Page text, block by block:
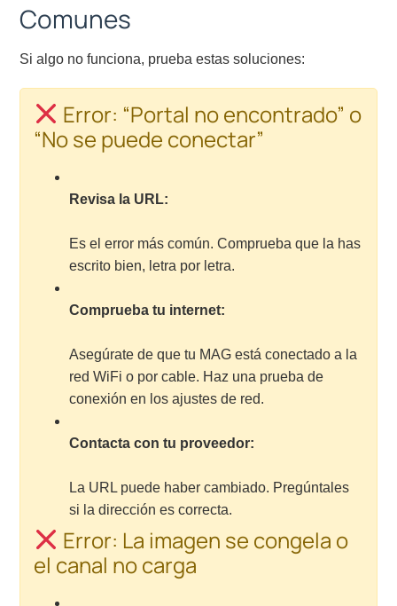
Comunes
Si algo no funciona, prueba estas soluciones:
Error: “Portal no encontrado” o
“No se puede conectar”
Revisa la URL:
Es el error más común. Comprueba que la has
escrito bien, letra por letra.
Comprueba tu internet:
Asegúrate de que tu MAG está conectado a la
red WiFi o por cable. Haz una prueba de
conexión en los ajustes de red.
Contacta con tu proveedor:
La URL puede haber cambiado. Pregúntales
si la dirección es correcta.
Error: La imagen se congela o
el canal no carga